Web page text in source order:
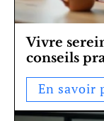
Vivre
conseils
En savoir